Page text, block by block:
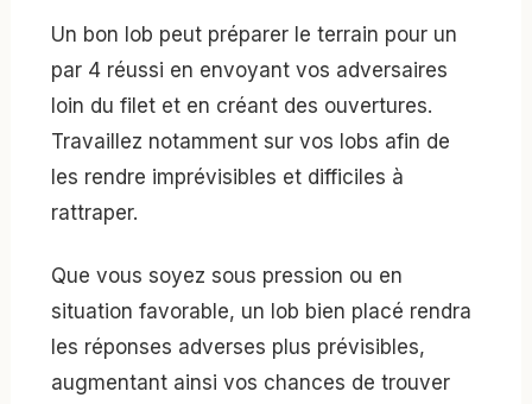
Un bon lob peut préparer le terrain pour un
par 4 réussi en envoyant vos adversaires
loin du filet et en créant des ouvertures.
Travaillez notamment sur vos lobs afin de
les rendre imprévisibles et difficiles à
rattraper.
Que vous soyez sous pression ou en
situation favorable, un lob bien placé rendra
les réponses adverses plus prévisibles,
augmentant ainsi vos chances de trouver